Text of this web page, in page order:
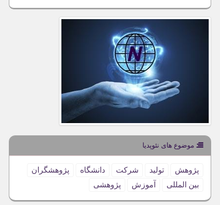
موضوع های نئوپدیا
پژوهش تولید شركت دانشگاه
پژوهشگران
بین المللی
آموزش پژوهشی